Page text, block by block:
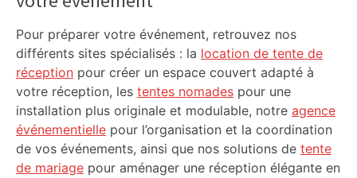
Pour préparer votre événement, retrouvez nos
différents sites spécialisés : la location de tente de
réception pour créer un espace couvert adapté à
votre réception, les tentes nomades pour une
installation plus originale et modulable, notre agence
événementielle pour l’organisation et la coordination
de vos événements, ainsi que nos solutions de tente
de mariage pour aménager une réception élégante en